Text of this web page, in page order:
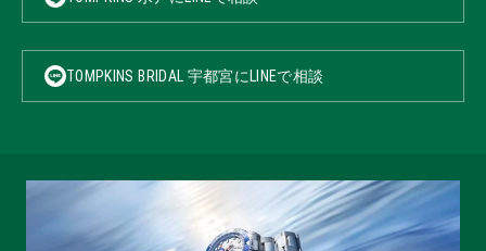
TOMPKINS BRIDAL 宇都宮にLINEで相談